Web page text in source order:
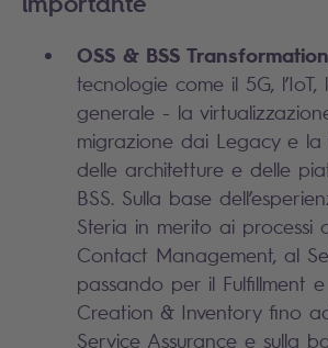
OSS & BSS Transformation
tecnologie come il 5G,
generale - la
migrazione dai Legacy e
delle architetture e delle
BSS. Sulla base
Steria in merito ai processi
Contact Management, al
passando per il Fulfillment
Creation & Inventory fino
Service Assurance e sulla